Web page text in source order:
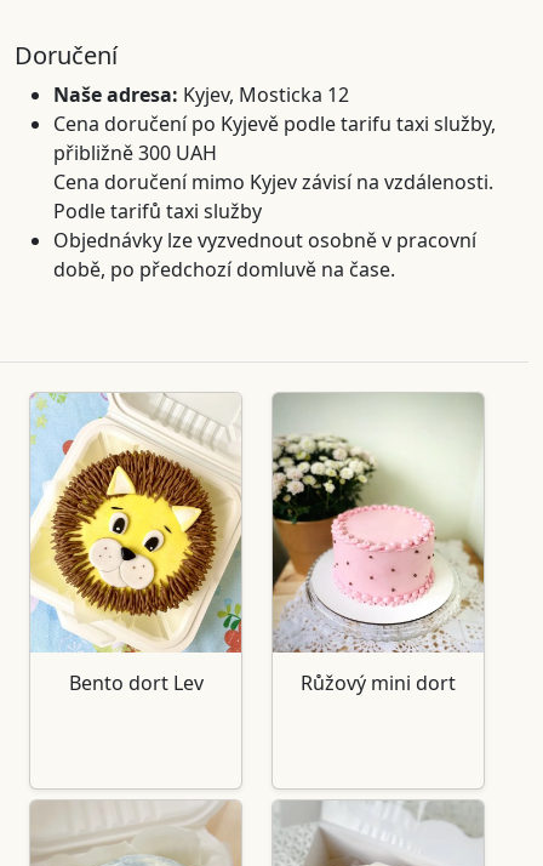
Doručení
Naše adresa: Kyjev, Mosticka 12
Cena doručení po Kyjevě podle tarifu taxi služby,
přibližně 300 UAH
Cena doručení mimo Kyjev závisí na vzdálenosti.
Podle tarifů taxi služby
Objednávky lze vyzvednout osobně v pracovní
době, po předchozí domluvě na čase.
Bento dort Lev Růžový mini dort